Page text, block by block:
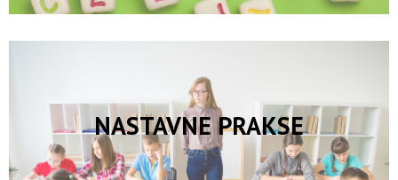
NASTAVNE PRAKSE